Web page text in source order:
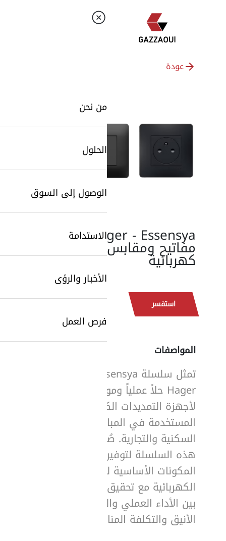
من نحن
الحلول
الوصول إلى السوق
الاستدامة
الأخبار والرؤى
فرص العمل
عودة
Hager - Essensya:
مفاتيح ومقابس
كهربائية
استفسر
المواصفات
Hager حلاً عملياً وموثوقاً
لأجهزة التمديدات الكهربائية
المستخدمة في المباني
السكنية والتجارية. صُممت
هذه السلسلة لتوفير
المكونات الأساسية للتركيبات
الكهربائية مع تحقيق التوازن
بين الأداء العملي والتصميم
الأنيق والتكلفة المناسبة.